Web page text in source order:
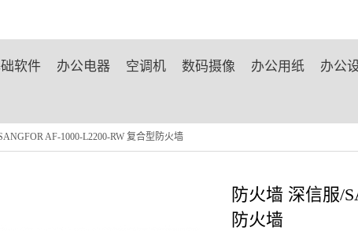
软件 办公电器 空调机 数码摄像 办公用纸 办公
AF-1000-L2200-RW 复合型防火墙
防火墙 深信服/
防火墙